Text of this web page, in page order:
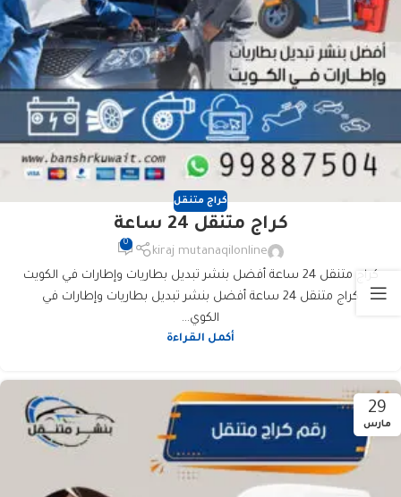
كراج متنقل
كراج متنقل 24 ساعة
kiraj mutanaqilonline
0
كراج متنقل 24 ساعة أفضل بنشر تبديل بطاريات وإطارات في الكويت
كراج متنقل 24 ساعة أفضل بنشر تبديل بطاريات وإطارات في
الكوي...
أكمل القراءة
29
مارس